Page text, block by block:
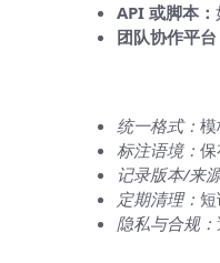
API 或脚本：
团队协作平台
统一格式：
标注语境：
记录版本/来
定期清理： 短
隐私与合规：